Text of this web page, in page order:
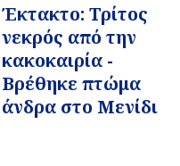
Έκτακτο: Τρίτος
νεκρός από την
κακοκαιρία -
Βρέθηκε πτώμα
άνδρα στο Μενίδι